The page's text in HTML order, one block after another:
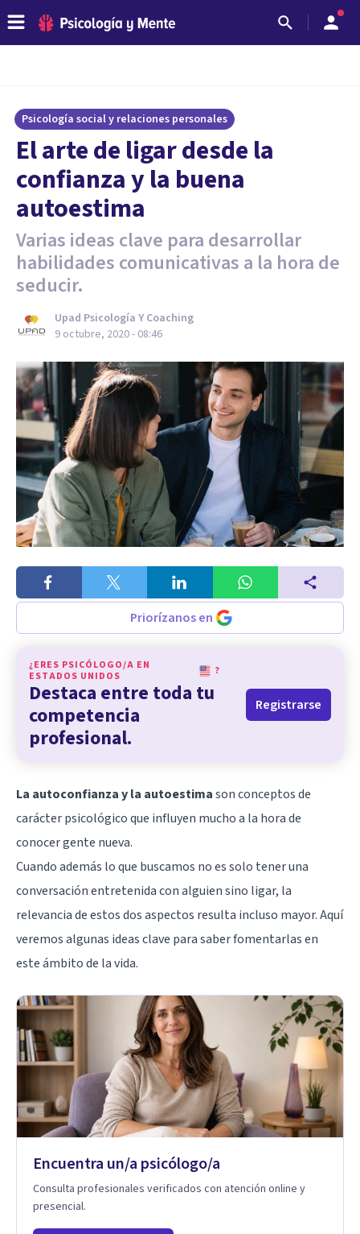
Psicología social y relaciones personales
El arte de ligar desde la
confianza y la buena
autoestima
Varias ideas clave para desarrollar
habilidades comunicativas a la hora de
seducir.
Upad Psicología Y Coaching
9 octubre, 2020 - 08:46
Priorízanos en
¿ERES PSICÓLOGO/A EN
ESTADOS UNIDOS
?
Destaca entre toda tu
competencia
profesional.
Registrarse
La autoconfianza y la autoestimason conceptos de
carácter psicológico que influyen mucho a la hora de
conocer gente nueva.
Cuando además lo que buscamos no es solo tener una
conversación entretenida con alguien sino ligar, la
relevancia de estos dos aspectos resulta incluso mayor. Aquí
veremos algunas ideas clave para saber fomentarlas en
este ámbito de la vida.
Encuentra un/a psicólogo/a
Consulta profesionales verificados con atención online y
presencial.